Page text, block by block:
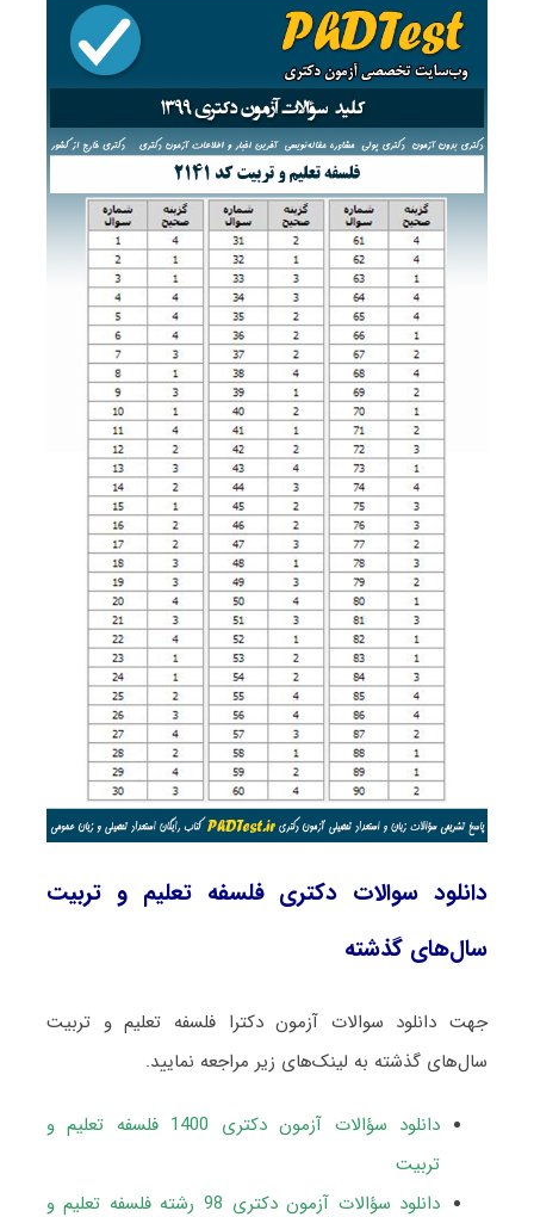
دانلود سوالات دکتری فلسفه تعلیم و تربیت
سال‌های گذشته
جهت دانلود سوالات آزمون دکترا فلسفه تعلیم و تربیت
سال‌های گذشته به لینک‌های زیر مراجعه نمایید.
دانلود سؤالات آزمون دکتری 1400 فلسفه تعلیم و
تربیت
دانلود سؤالات آزمون دکتری 98 رشته فلسفه تعلیم و